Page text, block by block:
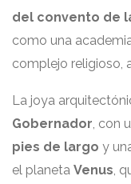
del convento de
como una
complejo religioso,
La joya
Gobernador, con
pies de largo y
el planeta Venus,